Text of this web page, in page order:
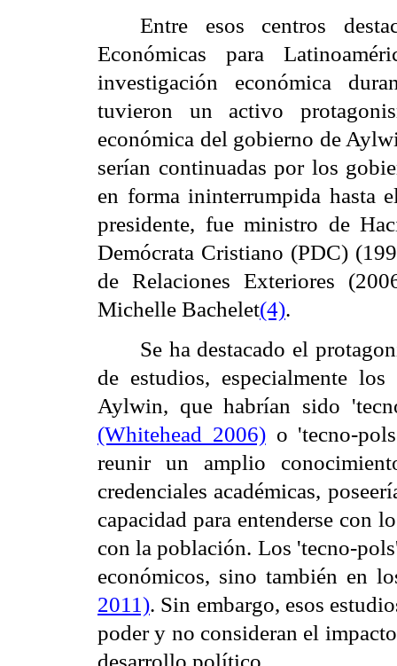
Entre esos centros
Económicas para
investigación económica
tuvieron un activo
económica del gobierno de
serían continuadas por los
en forma ininterrumpida hasta
presidente, fue ministro de
Demócrata Cristiano (PDC)
de Relaciones Exteriores
Michelle Bachelet(4).
Se ha destacado el
de estudios, especialmente
Aylwin, que habrían sido
(Whitehead 2006)o 'tecno-
reunir un amplio
credenciales académicas,
capacidad para entenderse con
con la población. Los 'tecno-
económicos, sino también en
2011). Sin embargo, esos
poder y no consideran el
desarrollo político.